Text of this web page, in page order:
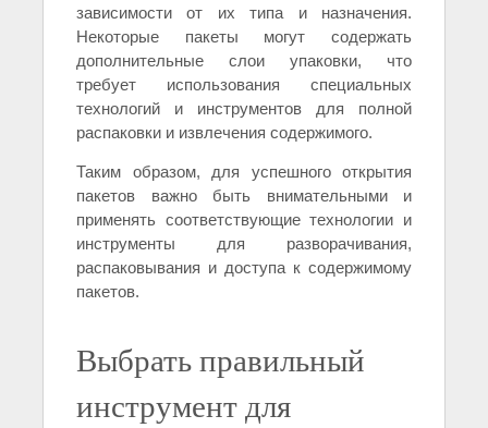
зависимости от их типа и назначения.
Некоторые пакеты могут содержать
дополнительные слои упаковки, что
требует использования специальных
технологий и инструментов для полной
распаковки и извлечения содержимого.
Таким образом, для успешного открытия
пакетов важно быть внимательными и
применять соответствующие технологии и
инструменты для разворачивания,
распаковывания и доступа к содержимому
пакетов.
Выбрать правильный
инструмент для